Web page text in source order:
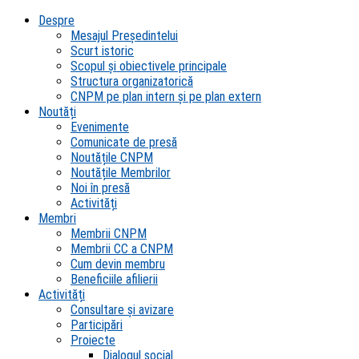
Despre
Mesajul Președintelui
Scurt istoric
Scopul şi obiectivele principale
Structura organizatorică
CNPM pe plan intern şi pe plan extern
Noutăți
Evenimente
Comunicate de presă
Noutățile CNPM
Noutățile Membrilor
Noi în presă
Activități
Membri
Membrii CNPM
Membrii CC a CNPM
Cum devin membru
Beneficiile afilierii
Activități
Consultare și avizare
Participări
Proiecte
Dialogul social